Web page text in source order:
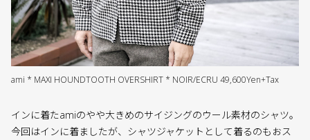
ami * MAXI HOUNDTOOTH OVERSHIRT * NOIR/ECRU 49,600Yen+Tax
インに着たamiのやや大きめのサイジングのウール素材のシャツ。
今回はインに着ましたが、シャツジャケットとして着るのもおス